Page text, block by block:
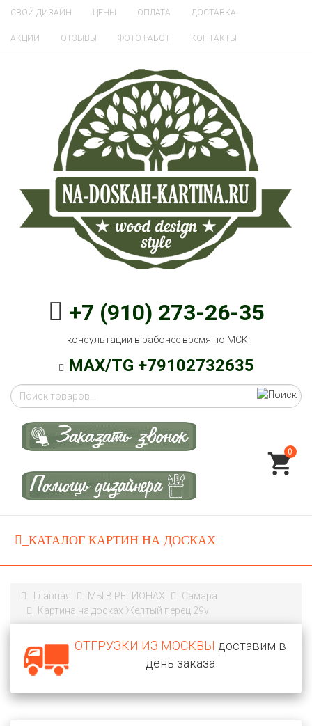
СВОЙ ДИЗАЙН ЦЕНЫ ОПЛАТА ДОСТАВКА
АКЦИИ ОТЗЫВЫ ФОТО РАБОТ КОНТАКТЫ
+7 (910) 273-26-35
консультации в рабочее время по МСК
MAX/TG +79102732635
0
Главная МЫ В РЕГИОНАХ
Самара
Картина на досках Желтый перец 29v
ОТГРУЗКИ ИЗ МОСКВЫ доставим в
день заказа